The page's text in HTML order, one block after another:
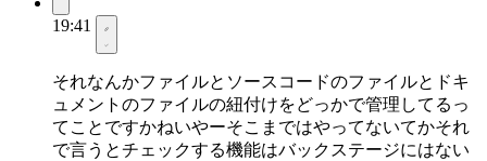
19:41
それなんかファイルとソースコードのファイルとドキ
ュメントのファイルの紐付けをどっかで管理してるっ
てことですかねいやーそこまではやってないてかそれ
で言うとチェックする機能はバックステージにはない